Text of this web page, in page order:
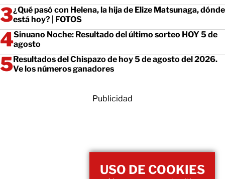
¿Qué pasó con Helena, la hija de Elize Matsunaga, dónde
está hoy? | FOTOS
Sinuano Noche: Resultado del último sorteo HOY 5 de
agosto
Resultados del Chispazo de hoy 5 de agosto del 2026.
Ve los números ganadores
Publicidad
USO DE COOKIES